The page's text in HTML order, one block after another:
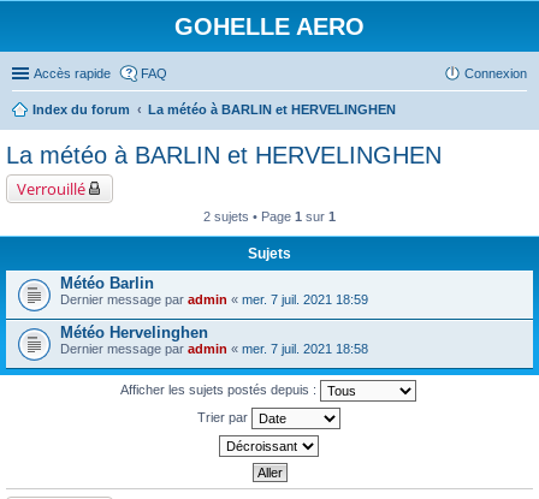
GOHELLE AERO
Accès rapide FAQ Connexion
Index du forum La météo à BARLIN et HERVELINGHEN
La météo à BARLIN et HERVELINGHEN
Verrouillé
2 sujets • Page 1 sur 1
Sujets
Météo Barlin
Dernier message par admin « mer. 7 juil. 2021 18:59
Météo Hervelinghen
Dernier message par admin « mer. 7 juil. 2021 18:58
Afficher les sujets postés depuis :
Trier par